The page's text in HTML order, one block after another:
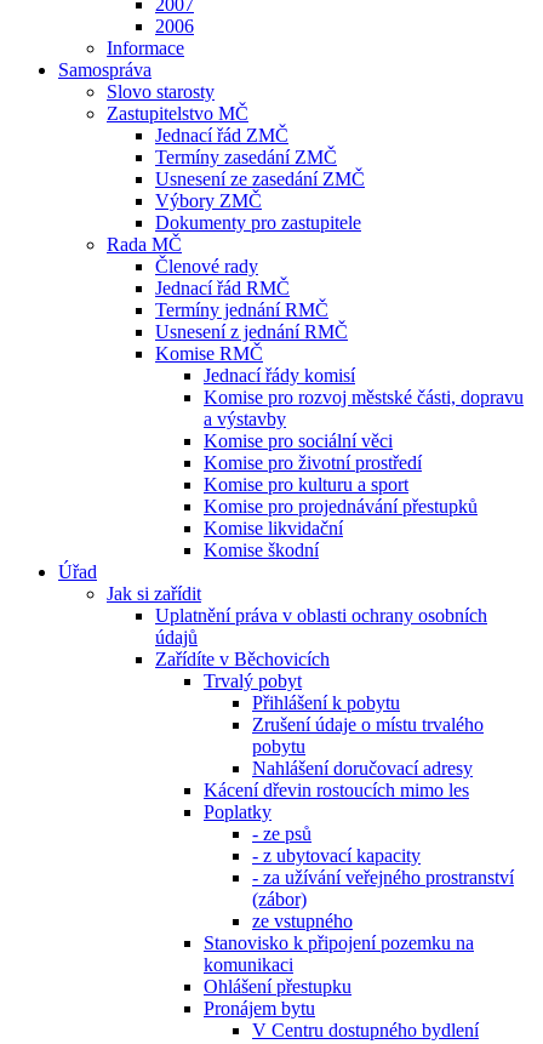
2007
2006
Informace
Samospráva
Slovo starosty
Zastupitelstvo MČ
Jednací řád ZMČ
Termíny zasedání ZMČ
Usnesení ze zasedání ZMČ
Výbory ZMČ
Dokumenty pro zastupitele
Rada MČ
Členové rady
Jednací řád RMČ
Termíny jednání RMČ
Usnesení z jednání RMČ
Komise RMČ
Jednací řády komisí
Komise pro rozvoj městské části, dopravu
a výstavby
Komise pro sociální věci
Komise pro životní prostředí
Komise pro kulturu a sport
Komise pro projednávání přestupků
Komise likvidační
Komise škodní
Úřad
Jak si zařídit
Uplatnění práva v oblasti ochrany osobních
údajů
Zařídíte v Běchovicích
Trvalý pobyt
Přihlášení k pobytu
Zrušení údaje o místu trvalého
pobytu
Nahlášení doručovací adresy
Kácení dřevin rostoucích mimo les
Poplatky
- ze psů
- z ubytovací kapacity
- za užívání veřejného prostranství
(zábor)
ze vstupného
Stanovisko k připojení pozemku na
komunikaci
Ohlášení přestupku
Pronájem bytu
V Centru dostupného bydlení